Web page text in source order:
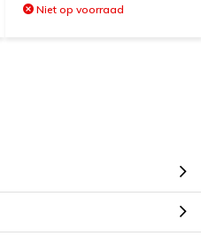
Niet op voorraad